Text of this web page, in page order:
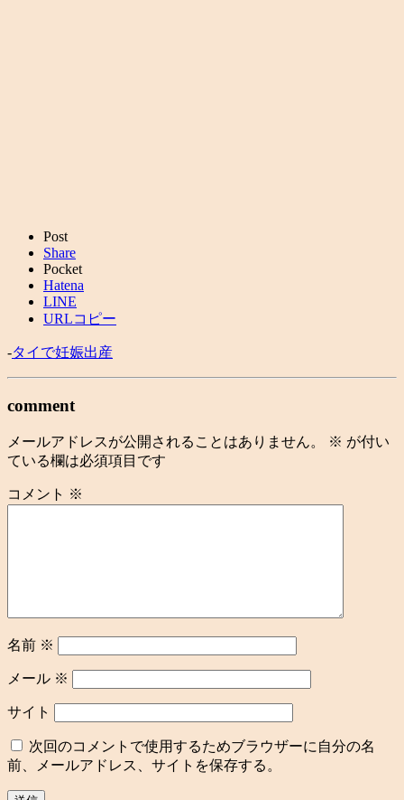
Post
Share
Pocket
Hatena
LINE
URLコピー
-タイで妊娠出産
comment
メールアドレスが公開されることはありません。 ※ が付い
ている欄は必須項目です
コメント ※
名前 ※
メール ※
サイト
次回のコメントで使用するためブラウザーに自分の名
前、メールアドレス、サイトを保存する。